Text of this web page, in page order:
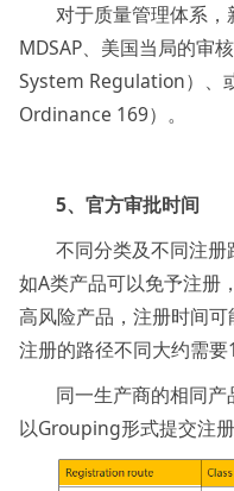
对于质量管理体系，
MDSAP、美国当局的审
System Regulation）、
Ordinance 169）。
5、官方审批时间
不同分类及不同注
如A类产品可以免予注册
高风险产品，注册时间
注册的路径不同大约需要
同一生产商的相同
以Grouping形式提交注